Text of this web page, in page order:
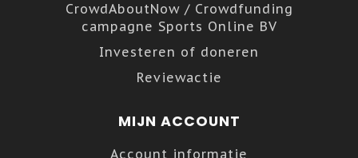
CrowdAboutNow / Crowdfunding
campagne Sports Online BV
Investeren of doneren
Reviewactie
MIJN ACCOUNT
Account informatie